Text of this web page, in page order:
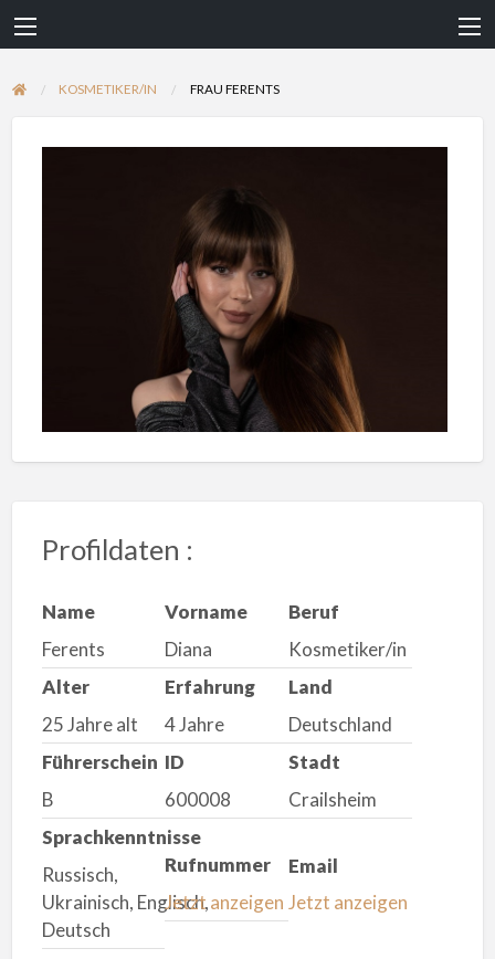
KOSMETIKER/IN FRAU FERENTS
Profildaten :
Name
Ferents
Vorname
Diana
Beruf
Kosmetiker/in
Alter
25 Jahre alt
Erfahrung
4 Jahre
Land
Deutschland
Führerschein
B
ID
600008
Stadt
Crailsheim
Sprachkenntnisse
Russisch,
Ukrainisch, Englisch,
Deutsch
Rufnummer
Jetzt anzeigen
Email
Jetzt anzeigen